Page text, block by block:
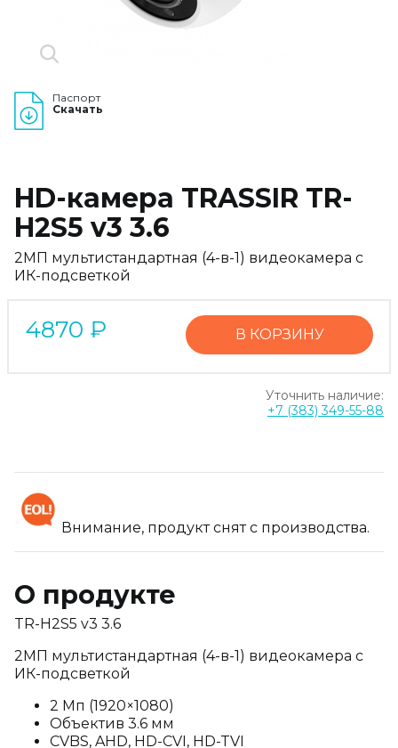
Паспорт
Скачать
HD-камера TRASSIR TR-
H2S5 v3 3.6
2МП мультистандартная (4-в-1) видеокамера с
ИК-подсветкой
4870 ₽ В КОРЗИНУ
Уточнить наличие:
+7 (383) 349-55-88
Внимание, продукт снят с производства.
О продукте
TR-H2S5 v3 3.6
2МП мультистандартная (4-в-1) видеокамера с
ИК-подсветкой
2 Мп (1920×1080)
Объектив 3.6 мм
CVBS, AHD, HD-CVI, HD-TVI